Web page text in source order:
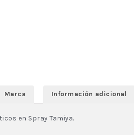
Marca Información adicional
en Spray Tamiya.